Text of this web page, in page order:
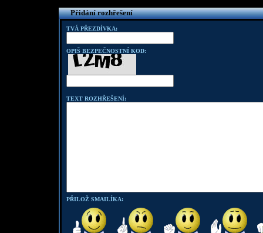
Přidání rozhřešení
TVÁ PŘEZDÍVKA:
OPIŠ BEZPEČNOSTNÍ KOD:
TEXT ROZHŘEŠENÍ:
PŘILOŽ SMAILÍKA: